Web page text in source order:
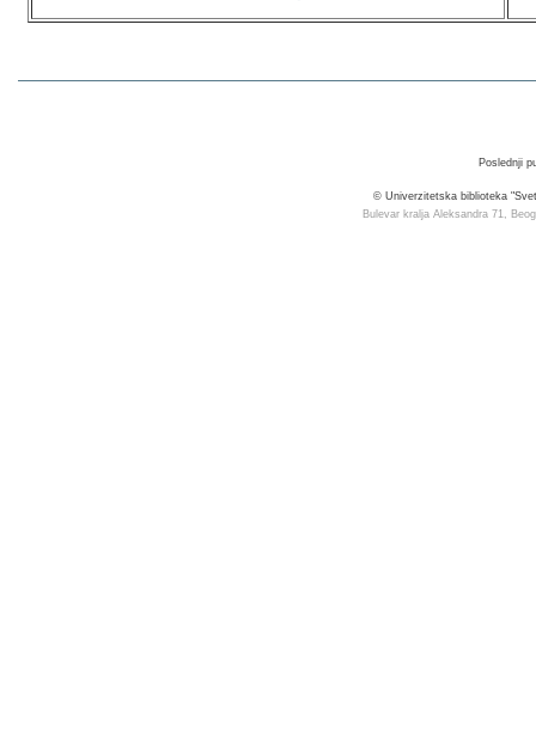
Poslednji
© Univerzitetska biblioteka
Bulevar kralja Aleksandra 71,